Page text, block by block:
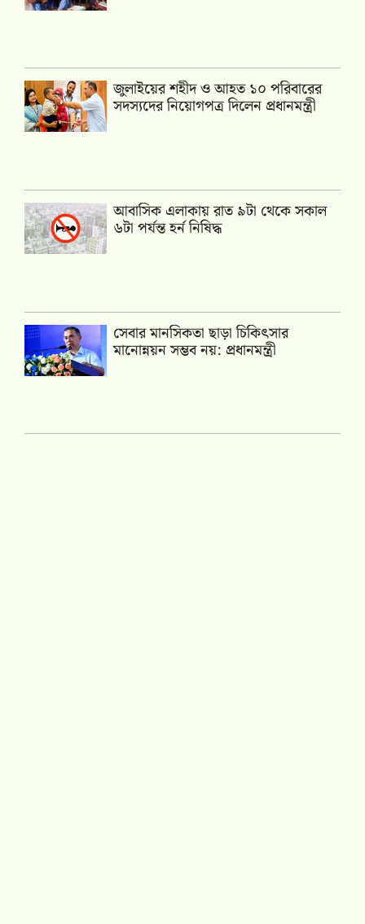
জুলাইয়ের শহীদ ও আহত ১০ পরিবারের
সদস্যদের নিয়োগপত্র দিলেন প্রধানমন্ত্রী
আবাসিক এলাকায় রাত ৯টা থেকে সকাল
৬টা পর্যন্ত হর্ন নিষিদ্ধ
সেবার মানসিকতা ছাড়া চিকিৎসার
মানোন্নয়ন সম্ভব নয়: প্রধানমন্ত্রী